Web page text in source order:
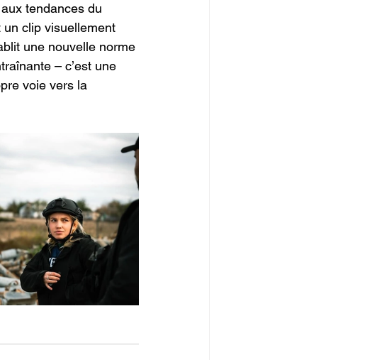
tendances du
un clip visuellement
une nouvelle norme
– c’est une
voie vers la